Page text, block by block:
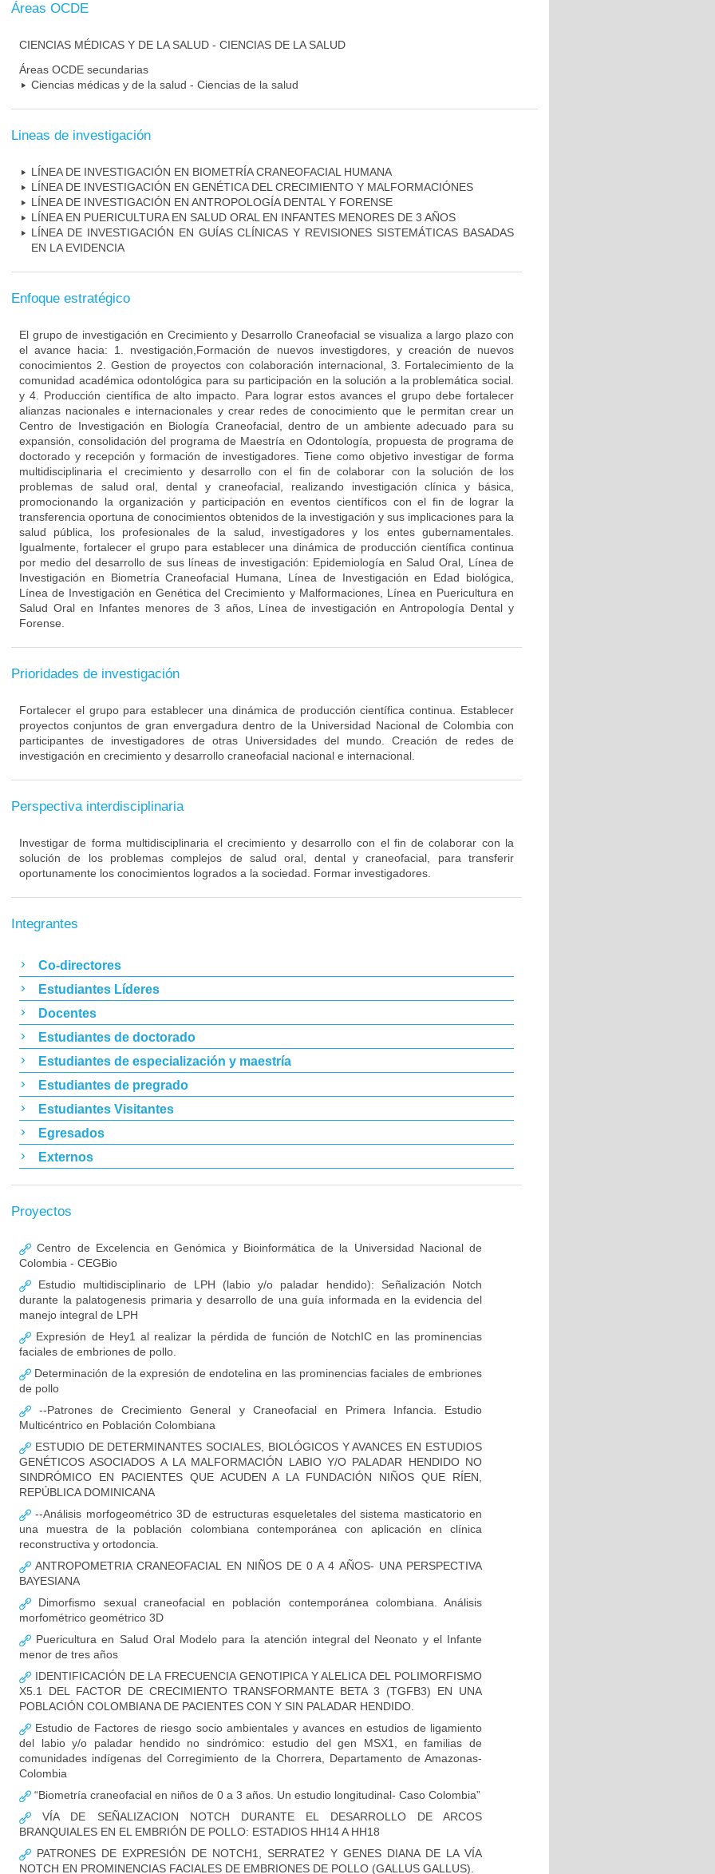
Áreas OCDE
CIENCIAS MÉDICAS Y DE LA SALUD - CIENCIAS DE LA SALUD
Áreas OCDE secundarias
Ciencias médicas y de la salud - Ciencias de la salud
Lineas de investigación
LÍNEA DE INVESTIGACIÓN EN BIOMETRÍA CRANEOFACIAL HUMANA
LÍNEA DE INVESTIGACIÓN EN GENÉTICA DEL CRECIMIENTO Y MALFORMACIÓNES
LÍNEA DE INVESTIGACIÓN EN ANTROPOLOGÍA DENTAL Y FORENSE
LÍNEA EN PUERICULTURA EN SALUD ORAL EN INFANTES MENORES DE 3 AÑOS
LÍNEA DE INVESTIGACIÓN EN GUÍAS CLÍNICAS Y REVISIONES SISTEMÁTICAS BASADAS
EN LA EVIDENCIA
Enfoque estratégico
El grupo de investigación en Crecimiento y Desarrollo Craneofacial se visualiza a largo plazo con
el avance hacia: 1. nvestigación,Formación de nuevos investigdores, y creación de nuevos
conocimientos 2. Gestion de proyectos con colaboración internacional, 3. Fortalecimiento de la
comunidad académica odontológica para su participación en la solución a la problemática social.
y 4. Producción científica de alto impacto. Para lograr estos avances el grupo debe fortalecer
alianzas nacionales e internacionales y crear redes de conocimiento que le permitan crear un
Centro de Investigación en Biología Craneofacial, dentro de un ambiente adecuado para su
expansión, consolidación del programa de Maestría en Odontología, propuesta de programa de
doctorado y recepción y formación de investigadores. Tiene como objetivo investigar de forma
multidisciplinaria el crecimiento y desarrollo con el fin de colaborar con la solución de los
problemas de salud oral, dental y craneofacial, realizando investigación clínica y básica,
promocionando la organización y participación en eventos científicos con el fin de lograr la
transferencia oportuna de conocimientos obtenidos de la investigación y sus implicaciones para la
salud pública, los profesionales de la salud, investigadores y los entes gubernamentales.
Igualmente, fortalecer el grupo para establecer una dinámica de producción científica continua
por medio del desarrollo de sus líneas de investigación: Epidemiología en Salud Oral, Línea de
Investigación en Biometría Craneofacial Humana, Línea de Investigación en Edad biológica,
Línea de Investigación en Genética del Crecimiento y Malformaciones, Línea en Puericultura en
Salud Oral en Infantes menores de 3 años, Línea de investigación en Antropología Dental y
Forense.
Prioridades de investigación
Fortalecer el grupo para establecer una dinámica de producción científica continua. Establecer
proyectos conjuntos de gran envergadura dentro de la Universidad Nacional de Colombia con
participantes de investigadores de otras Universidades del mundo. Creación de redes de
investigación en crecimiento y desarrollo craneofacial nacional e internacional.
Perspectiva interdisciplinaria
Investigar de forma multidisciplinaria el crecimiento y desarrollo con el fin de colaborar con la
solución de los problemas complejos de salud oral, dental y craneofacial, para transferir
oportunamente los conocimientos logrados a la sociedad. Formar investigadores.
Integrantes
Co-directores
Estudiantes Líderes
Docentes
Estudiantes de doctorado
Estudiantes de especialización y maestría
Estudiantes de pregrado
Estudiantes Visitantes
Egresados
Externos
Proyectos
Centro de Excelencia en Genómica y Bioinformática de la Universidad Nacional de
Colombia - CEGBio
Estudio multidisciplinario de LPH (labio y/o paladar hendido): Señalización Notch
durante la palatogenesis primaria y desarrollo de una guía informada en la evidencia del
manejo integral de LPH
Expresión de Hey1 al realizar la pérdida de función de NotchIC en las prominencias
faciales de embriones de pollo.
Determinación de la expresión de endotelina en las prominencias faciales de embriones
de pollo
--Patrones de Crecimiento General y Craneofacial en Primera Infancia. Estudio
Multicéntrico en Población Colombiana
ESTUDIO DE DETERMINANTES SOCIALES, BIOLÓGICOS Y AVANCES EN ESTUDIOS
GENÉTICOS ASOCIADOS A LA MALFORMACIÓN LABIO Y/O PALADAR HENDIDO NO
SINDRÓMICO EN PACIENTES QUE ACUDEN A LA FUNDACIÓN NIÑOS QUE RÍEN,
REPÚBLICA DOMINICANA
--Análisis morfogeométrico 3D de estructuras esqueletales del sistema masticatorio en
una muestra de la población colombiana contemporánea con aplicación en clínica
reconstructiva y ortodoncia.
ANTROPOMETRIA CRANEOFACIAL EN NIÑOS DE 0 A 4 AÑOS- UNA PERSPECTIVA
BAYESIANA
Dimorfismo sexual craneofacial en población contemporánea colombiana. Análisis
morfométrico geométrico 3D
Puericultura en Salud Oral Modelo para la atención integral del Neonato y el Infante
menor de tres años
IDENTIFICACIÓN DE LA FRECUENCIA GENOTIPICA Y ALELICA DEL POLIMORFISMO
X5.1 DEL FACTOR DE CRECIMIENTO TRANSFORMANTE BETA 3 (TGFB3) EN UNA
POBLACIÓN COLOMBIANA DE PACIENTES CON Y SIN PALADAR HENDIDO.
Estudio de Factores de riesgo socio ambientales y avances en estudios de ligamiento
del labio y/o paladar hendido no sindrómico: estudio del gen MSX1, en familias de
comunidades indígenas del Corregimiento de la Chorrera, Departamento de Amazonas-
Colombia
“Biometría craneofacial en niños de 0 a 3 años. Un estudio longitudinal- Caso Colombia”
VÍA DE SEÑALIZACION NOTCH DURANTE EL DESARROLLO DE ARCOS
BRANQUIALES EN EL EMBRIÓN DE POLLO: ESTADIOS HH14 A HH18
PATRONES DE EXPRESIÓN DE NOTCH1, SERRATE2 Y GENES DIANA DE LA VÍA
NOTCH EN PROMINENCIAS FACIALES DE EMBRIONES DE POLLO (GALLUS GALLUS).